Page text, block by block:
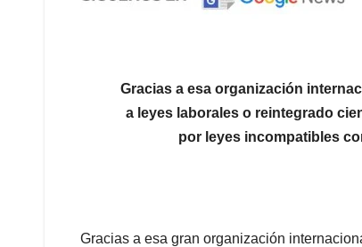
Gracias a esa organización
a leyes laborales o reintegrado
por leyes incompatibles
Gracias a esa gran organización